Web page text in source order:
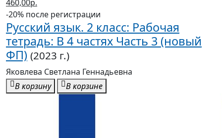
460,00р.
-20% после регистрации
Русский язык. 2 класс: Рабочая
тетрадь: В 4 частях Часть 3 (новый
ФП) (2023 г.)
Яковлева Светлана Геннадьевна
В корзину
В корзине